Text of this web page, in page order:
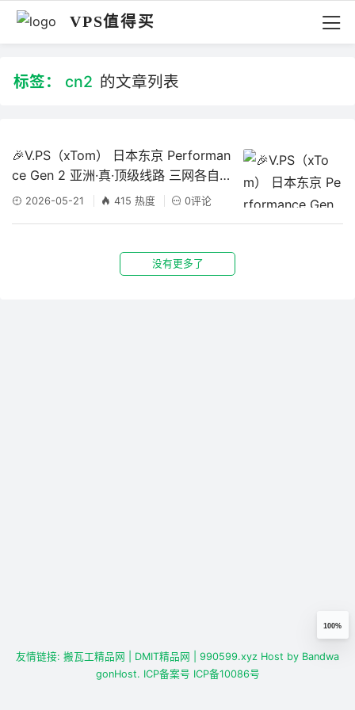
VPS值得买
标签： cn2 的文章列表
🎉V.PS（xTom） 日本东京 Performan
ce Gen 2 亚洲·真·顶级线路 三网各自优
化 机器测评
2026-05-21 415 热度 0评论
没有更多了
100%
友情链接: 搬瓦工精品网 | DMIT精品网 | 990599.xyz Host by Bandwa
gonHost. ICP备案号 ICP备10086号